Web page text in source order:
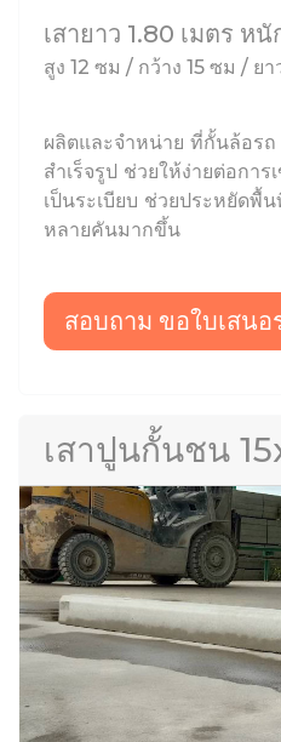
เสายาว 1.80 เมตร ห
สูง 12 ซม / กว้าง 15 ซม / ย
ผลิตและจำหน่าย ที่กั้นล้อร
สำเร็จรูป ช่วยให้ง่ายต่อกา
เป็นระเบียบ ช่วยประหยัดพื้
หลายคันมากขึ้น
สอบถาม ขอใบเสนอ
เสาปูนกั้นชน